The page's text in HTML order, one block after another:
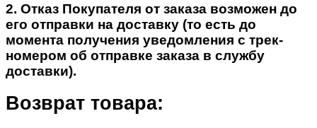
2. Отказ Покупателя от заказа возможен до
его отправки на доставку (то есть до
момента получения уведомления с трек-
номером об отправке заказа в службу
доставки).
Возврат товара: